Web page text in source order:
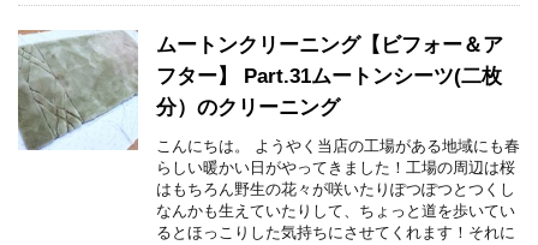
ムートンクリーニング【ビフォー＆ア
フター】 Part.31ムートンシーツ(二枚
分）のクリーニング
こんにちは。 ようやく当店の工場がある地域にも春
らしい暖かい日がやってきました！工場の周辺は桜
はもちろん野生の花々が咲いたりぽつぽつとつくし
なんかも生えていたりして、ちょっと道を歩いてい
るとほっこりした気持ちにさせてくれます！それに